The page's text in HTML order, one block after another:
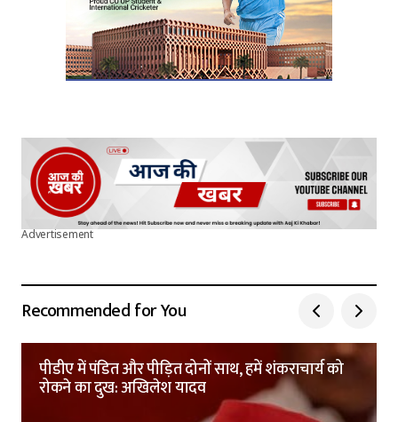
Advertisement
Recommended for You
पीडीए में पंडित और पीड़ित दोनों साथ, हमें शंकराचार्य को
रोकने का दुख: अखिलेश यादव